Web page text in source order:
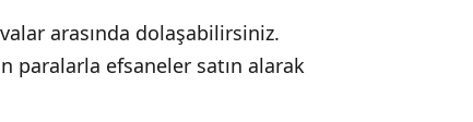
arasında dolaşabilirsiniz.
paralarla efsaneler satın alarak